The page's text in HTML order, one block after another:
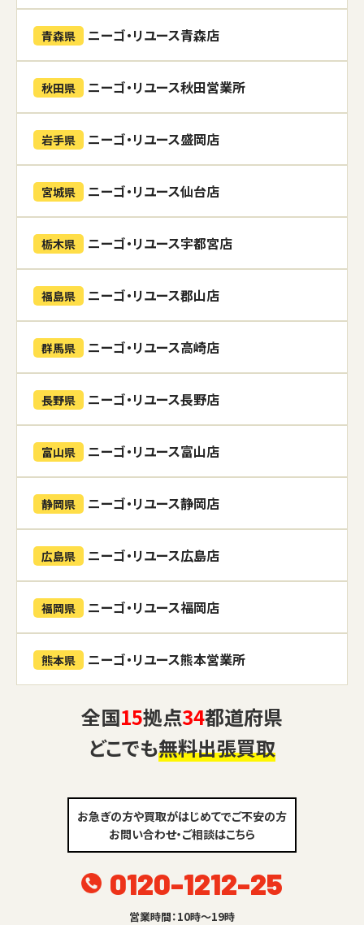
青森県 ニーゴ・リユース青森店
秋田県 ニーゴ・リユース秋田営業所
岩手県 ニーゴ・リユース盛岡店
宮城県 ニーゴ・リユース仙台店
栃木県 ニーゴ・リユース宇都宮店
福島県 ニーゴ・リユース郡山店
群馬県 ニーゴ・リユース高崎店
長野県 ニーゴ・リユース長野店
富山県 ニーゴ・リユース富山店
静岡県 ニーゴ・リユース静岡店
広島県 ニーゴ・リユース広島店
福岡県 ニーゴ・リユース福岡店
熊本県 ニーゴ・リユース熊本営業所
全国15拠点34都道府県
どこでも無料出張買取
お急ぎの方や買取がはじめてでご不安の方
お問い合わせ・ご相談はこちら
0120-1212-25
営業時間：10時～19時